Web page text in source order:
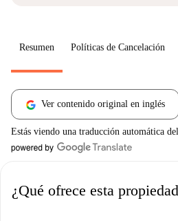
Resumen Políticas de Cancelación
Ver contenido original en inglés
Estás viendo una traducción automática
¿Qué ofrece esta